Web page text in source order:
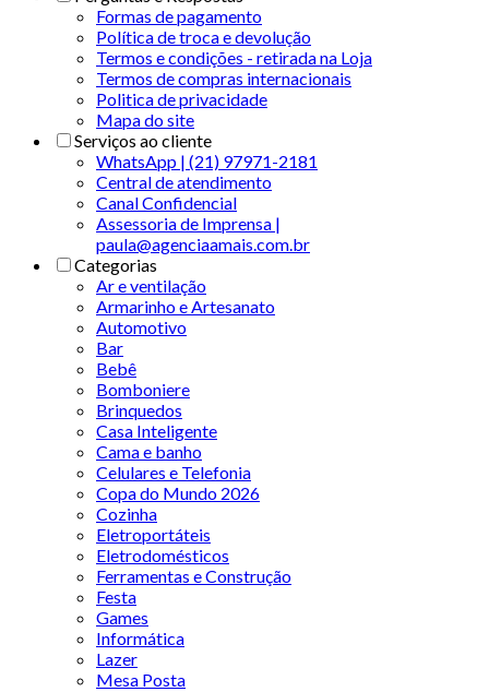
Formas de pagamento
Política de troca e devolução
Termos e condições - retirada na Loja
Termos de compras internacionais
Politica de privacidade
Mapa do site
Serviços ao cliente
WhatsApp | (21) 97971-2181
Central de atendimento
Canal Confidencial
Assessoria de Imprensa |
paula@agenciaamais.com.br
Categorias
Ar e ventilação
Armarinho e Artesanato
Automotivo
Bar
Bebê
Bomboniere
Brinquedos
Casa Inteligente
Cama e banho
Celulares e Telefonia
Copa do Mundo 2026
Cozinha
Eletroportáteis
Eletrodomésticos
Ferramentas e Construção
Festa
Games
Informática
Lazer
Mesa Posta